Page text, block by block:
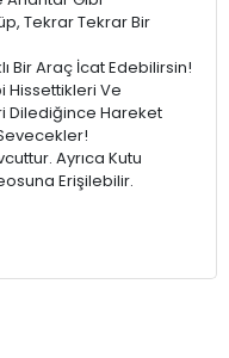
Tekrar Tekrar Bir
Bir Araç İcat Edebilirsin!
Hissettikleri Ve
Dilediğince Hareket
Ayrıca Kutu
Erişilebilir.